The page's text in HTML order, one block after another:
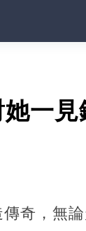
一見
奇，無論